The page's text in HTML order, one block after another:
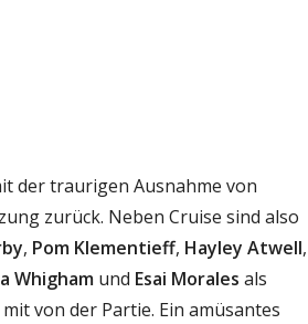
der traurigen Ausnahme von
zurück. Neben Cruise sind also
, Pom Klementieff, Hayley Atwell,
Whigham und Esai Morales als
von der Partie. Ein amüsantes